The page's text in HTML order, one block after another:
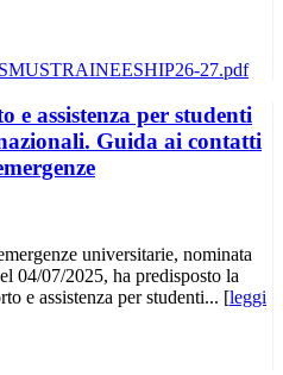
e assistenza per studenti
Guida ai contatti
universitarie, nominata
04/07/2025, ha predisposto la
e assistenza per studenti... [leggi